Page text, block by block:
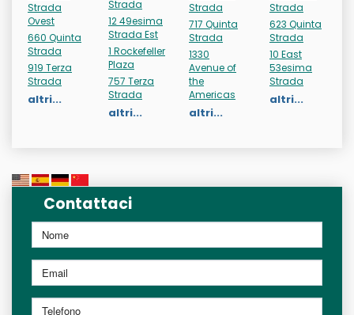
Strada
Ovest
660 Quinta
Strada
919 Terza
Strada
altri...
Strada
12 49esima
Strada Est
1 Rockefeller
Plaza
757 Terza
Strada
altri...
Strada
717 Quinta
Strada
1330
Avenue of
the
Americas
altri...
Strada
623 Quinta
Strada
10 East
53esima
Strada
altri...
Contattaci